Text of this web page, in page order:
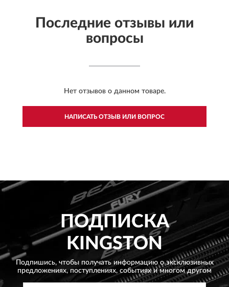
Последние отзывы или
вопросы
Нет отзывов о данном товаре.
НАПИСАТЬ ОТЗЫВ ИЛИ ВОПРОС
ПОДПИСКА
KINGSTON
Подпишись, чтобы получать информацию о эксклюзивных
предложениях, поступлениях, событиях и многом другом